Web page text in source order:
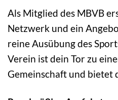
Als Mitglied des MBVB
Netzwerk und ein
reine Ausübung des
Verein ist dein Tor zu
Gemeinschaft und bietet